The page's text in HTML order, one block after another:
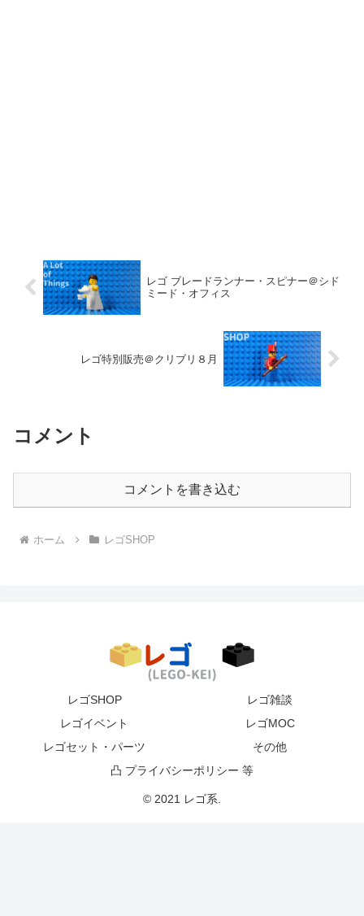
レゴ ブレードランナー・スピナー＠シド
ミード・オフィス
レゴ特別販売＠クリブリ８月
コメント
コメントを書き込む
ホーム レゴSHOP
レゴSHOP
レゴ雑談
レゴイベント
レゴMOC
レゴセット・パーツ
その他
凸 プライバシーポリシー 等
© 2021 レゴ系.